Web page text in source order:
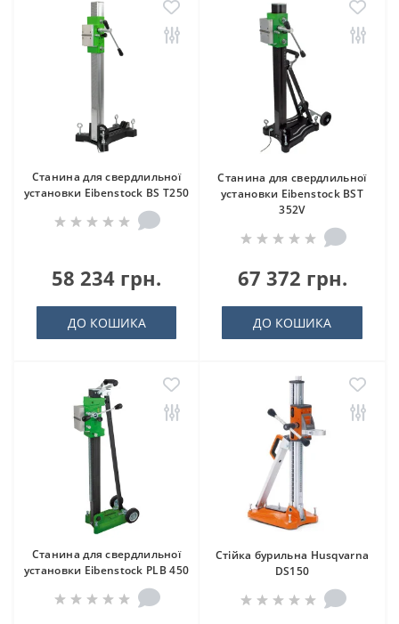
Станина для свердлильної
установки Eibenstock BS T250
58 234 грн.
ДО КОШИКА
Станина для свердлильної
установки Eibenstock BST
352V
67 372 грн.
ДО КОШИКА
Станина для свердлильної
установки Eibenstock PLB 450
Стійка бурильна Husqvarna
DS150